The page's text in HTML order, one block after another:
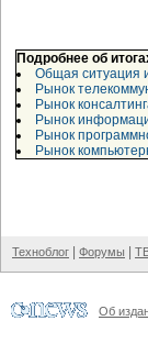
Подробнее об
Общая ситуация
Рынок
Рынок
Рынок
Рынок
Рынок
Техноблог Форумы
Об